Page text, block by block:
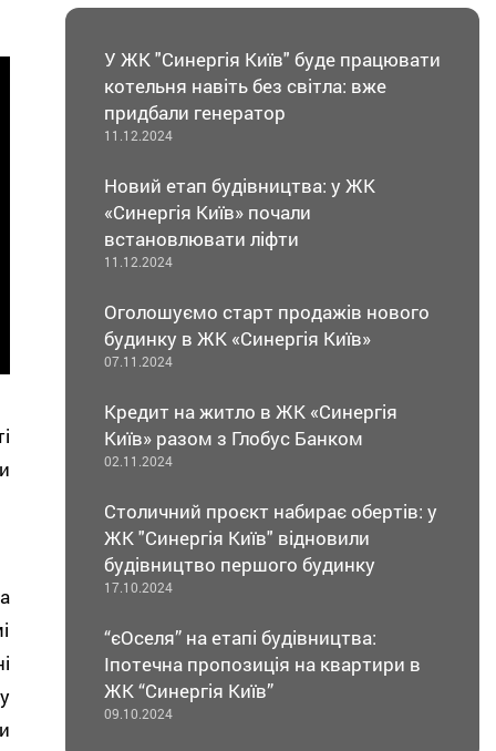
У ЖК "Синергія Київ" буде працювати
котельня навіть без світла: вже
придбали генератор
11.12.2024
Новий етап будівництва: у ЖК
«Синергія Київ» почали
встановлювати ліфти
11.12.2024
Оголошуємо старт продажів нового
будинку в ЖК «Синергія Київ»
07.11.2024
Кредит на житло в ЖК «Синергія
Київ» разом з Глобус Банком
02.11.2024
Столичний проєкт набирає обертів: у
ЖК "Синергія Київ" відновили
будівництво першого будинку
17.10.2024
“єОселя” на етапі будівництва:
Іпотечна пропозиція на квартири в
ЖК “Синергія Київ”
09.10.2024